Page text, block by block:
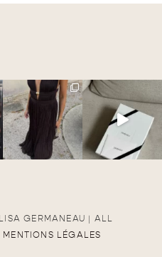
GERMANEAU | ALL
MENTIONS LÉGALES